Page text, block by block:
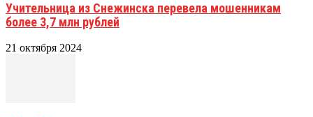
Учительница из Снежинска перевела мошенникам
более 3,7 млн рублей
21 октября 2024